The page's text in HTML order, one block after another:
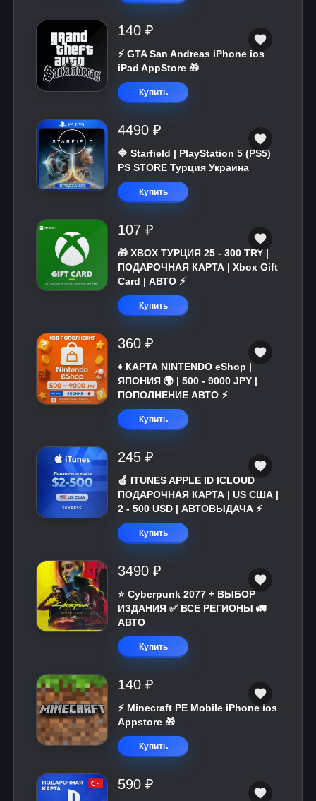
140 ₽
⚡️ GTA San Andreas iPhone ios
iPad AppStore 🎁
Купить
4490 ₽
🔷 Starfield | PlayStation 5 (PS5)
PS STORE Турция Украина
Купить
107 ₽
🎁 XBOX ТУРЦИЯ 25 - 300 TRY |
ПОДАРОЧНАЯ КАРТА | Xbox Gift
Card | АВТО ⚡
Купить
360 ₽
♦️ КАРТА NINTENDO eShop |
ЯПОНИЯ 🌍 | 500 - 9000 JPY |
ПОПОЛНЕНИЕ АВТО ⚡
Купить
245 ₽
🍎 ITUNES APPLE ID ICLOUD
ПОДАРОЧНАЯ КАРТА | US США |
2 - 500 USD | АВТОВЫДАЧА ⚡️
Купить
3490 ₽
⭐ Cyberpunk 2077 + ВЫБОР
ИЗДАНИЯ ✅ ВСЕ РЕГИОНЫ 🚛
АВТО
Купить
140 ₽
⚡️ Minecraft PE Mobile iPhone ios
Appstore 🎁
Купить
590 ₽